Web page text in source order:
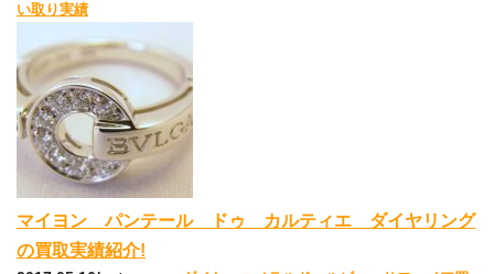
い取り実績
マイヨン パンテール ドゥ カルティエ ダイヤリング
の買取実績紹介!